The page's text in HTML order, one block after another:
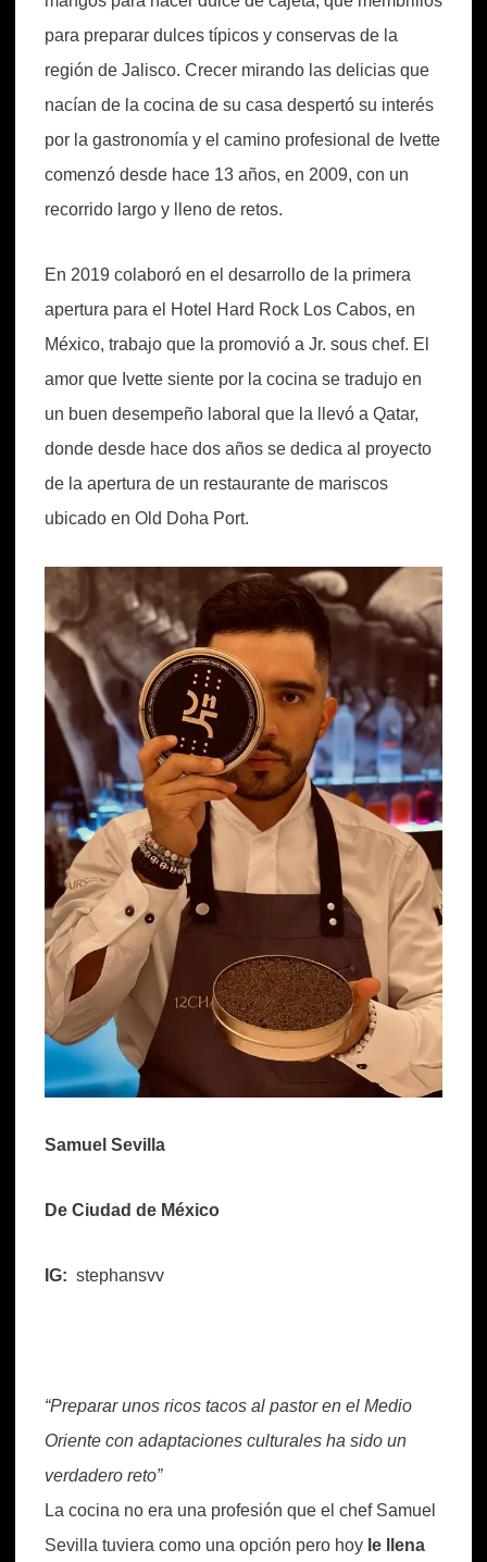
para preparar dulces típicos y conservas de la
región de Jalisco. Crecer mirando las delicias que
nacían de la cocina de su casa despertó su interés
por la gastronomía y el camino profesional de Ivette
comenzó desde hace 13 años, en 2009, con un
recorrido largo y lleno de retos.
En 2019 colaboró en el desarrollo de la primera
apertura para el Hotel Hard Rock Los Cabos, en
México, trabajo que la promovió a Jr. sous chef. El
amor que Ivette siente por la cocina se tradujo en
un buen desempeño laboral que la llevó a Qatar,
donde desde hace dos años se dedica al proyecto
de la apertura de un restaurante de mariscos
ubicado en Old Doha Port.
Samuel Sevilla
De Ciudad de México
IG: stephansvv
“Preparar unos ricos tacos al pastor en el Medio
Oriente con adaptaciones culturales ha sido un
verdadero reto”
La cocina no era una profesión que el chef Samuel
Sevilla tuviera como una opción pero hoy le llena